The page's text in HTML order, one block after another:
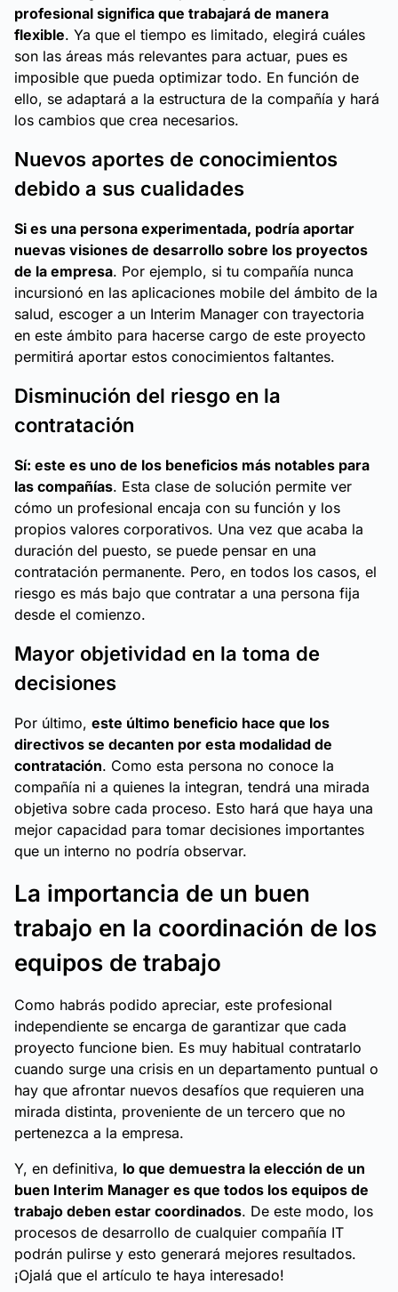
profesional significa que trabajará de manera
flexible. Ya que el tiempo es limitado, elegirá cuáles
son las áreas más relevantes para actuar, pues es
imposible que pueda optimizar todo. En función de
ello, se adaptará a la estructura de la compañía y hará
los cambios que crea necesarios.
Nuevos aportes de conocimientos
debido a sus cualidades
Si es una persona experimentada, podría aportar
nuevas visiones de desarrollo sobre los proyectos
de la empresa. Por ejemplo, si tu compañía nunca
incursionó en las aplicaciones mobile del ámbito de la
salud, escoger a un Interim Manager con trayectoria
en este ámbito para hacerse cargo de este proyecto
permitirá aportar estos conocimientos faltantes.
Disminución del riesgo en la
contratación
Sí: este es uno de los beneficios más notables para
las compañías. Esta clase de solución permite ver
cómo un profesional encaja con su función y los
propios valores corporativos. Una vez que acaba la
duración del puesto, se puede pensar en una
contratación permanente. Pero, en todos los casos, el
riesgo es más bajo que contratar a una persona fija
desde el comienzo.
Mayor objetividad en la toma de
decisiones
Por último, este último beneficio hace que los
directivos se decanten por esta modalidad de
contratación. Como esta persona no conoce la
compañía ni a quienes la integran, tendrá una mirada
objetiva sobre cada proceso. Esto hará que haya una
mejor capacidad para tomar decisiones importantes
que un interno no podría observar.
La importancia de un buen
trabajo en la coordinación de los
equipos de trabajo
Como habrás podido apreciar, este profesional
independiente se encarga de garantizar que cada
proyecto funcione bien. Es muy habitual contratarlo
cuando surge una crisis en un departamento puntual o
hay que afrontar nuevos desafíos que requieren una
mirada distinta, proveniente de un tercero que no
pertenezca a la empresa.
Y, en definitiva, lo que demuestra la elección de un
buen Interim Manager es que todos los equipos de
trabajo deben estar coordinados. De este modo, los
procesos de desarrollo de cualquier compañía IT
podrán pulirse y esto generará mejores resultados.
¡Ojalá que el artículo te haya interesado!